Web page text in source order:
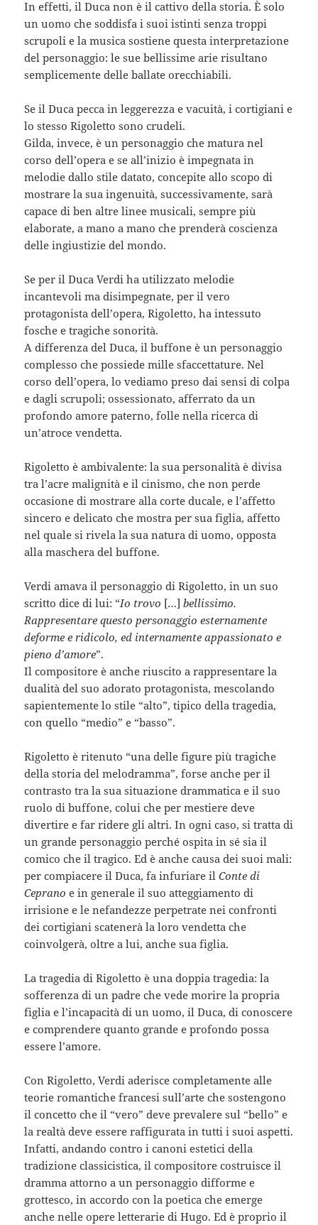
In effetti, il Duca non è il cattivo della storia. È solo
un uomo che soddisfa i suoi istinti senza troppi
scrupoli e la musica sostiene questa interpretazione
del personaggio: le sue bellissime arie risultano
semplicemente delle ballate orecchiabili.
Se il Duca pecca in leggerezza e vacuità, i cortigiani e
lo stesso Rigoletto sono crudeli.
Gilda, invece, è un personaggio che matura nel
corso dell’opera e se all’inizio è impegnata in
melodie dallo stile datato, concepite allo scopo di
mostrare la sua ingenuità, successivamente, sarà
capace di ben altre linee musicali, sempre più
elaborate, a mano a mano che prenderà coscienza
delle ingiustizie del mondo.
Se per il Duca Verdi ha utilizzato melodie
incantevoli ma disimpegnate, per il vero
protagonista dell’opera, Rigoletto, ha intessuto
fosche e tragiche sonorità.
A differenza del Duca, il buffone è un personaggio
complesso che possiede mille sfaccettature. Nel
corso dell’opera, lo vediamo preso dai sensi di colpa
e dagli scrupoli; ossessionato, afferrato da un
profondo amore paterno, folle nella ricerca di
un’atroce vendetta.
Rigoletto è ambivalente: la sua personalità è divisa
tra l’acre malignità e il cinismo, che non perde
occasione di mostrare alla corte ducale, e l’affetto
sincero e delicato che mostra per sua figlia, affetto
nel quale si rivela la sua natura di uomo, opposta
alla maschera del buffone.
Verdi amava il personaggio di Rigoletto, in un suo
scritto dice di lui: “Io trovo […]bellissimo.
Rappresentare questo personaggio esternamente
deforme e ridicolo, ed internamente appassionato e
pieno d’amore”.
Il compositore è anche riuscito a rappresentare la
dualità del suo adorato protagonista, mescolando
sapientemente lo stile “alto”, tipico della tragedia,
con quello “medio” e “basso”.
Rigoletto è ritenuto “una delle figure più tragiche
della storia del melodramma”, forse anche per il
contrasto tra la sua situazione drammatica e il suo
ruolo di buffone, colui che per mestiere deve
divertire e far ridere gli altri. In ogni caso, si tratta di
un grande personaggio perché ospita in sé sia il
comico che il tragico. Ed è anche causa dei suoi mali:
per compiacere il Duca, fa infuriare ilConte di
Ceprano e in generale il suo atteggiamento di
irrisione e le nefandezze perpetrate nei confronti
dei cortigiani scatenerà la loro vendetta che
coinvolgerà, oltre a lui, anche sua figlia.
La tragedia di Rigoletto è una doppia tragedia: la
sofferenza di un padre che vede morire la propria
figlia e l’incapacità di un uomo, il Duca, di conoscere
e comprendere quanto grande e profondo possa
essere l’amore.
Con Rigoletto, Verdi aderisce completamente alle
teorie romantiche francesi sull’arte che sostengono
il concetto che il “vero” deve prevalere sul “bello” e
la realtà deve essere raffigurata in tutti i suoi aspetti.
Infatti, andando contro i canoni estetici della
tradizione classicistica, il compositore costruisce il
dramma attorno a un personaggio difforme e
grottesco, in accordo con la poetica che emerge
anche nelle opere letterarie di Hugo. Ed è proprio il